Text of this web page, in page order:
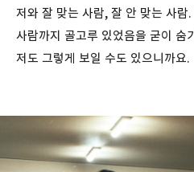
저와 잘 맞는 사람, 잘 안 맞는 사람
사람까지 골고루 있었음을 굳이 숨
저도 그렇게 보일 수도 있으니까요.